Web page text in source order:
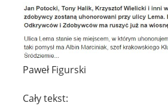
Paweł Figurski
Cały tekst: